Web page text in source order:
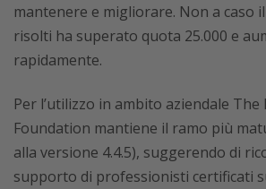
mantenere e migliorare. Non a caso
risolti ha superato quota 25.000 e
rapidamente.
Per l’utilizzo in ambito aziendale
Foundation mantiene il ramo più
alla versione 4.4.5), suggerendo di
supporto di professionisti certificati